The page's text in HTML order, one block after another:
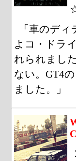
「車のデ
よコ・ドラ
れられまし
ない。GT4
ました。」